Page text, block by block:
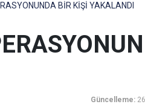
BİR KİŞİ YAKALANDI
Güncelleme: